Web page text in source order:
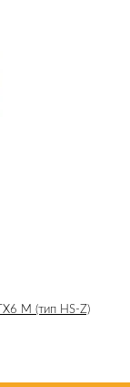
М (тип HS-Z)